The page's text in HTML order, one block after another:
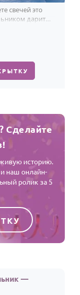
свечей это
дарит
Сделайте
историю.
наш онлайн-
ролик за 5
—